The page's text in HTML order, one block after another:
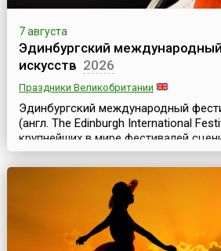
7 августа
Эдинбургский
искусств 2026
Праздники Великобритании
Эдинбургский международный
(англ. The Edinburgh International
крупнейших в мире фестивалей
проходит в столице Шотландии
длится почти месяц. Эдинбургский
тем, что здесь одновременно
театральное, оперное,
искусства. Он включает в себя